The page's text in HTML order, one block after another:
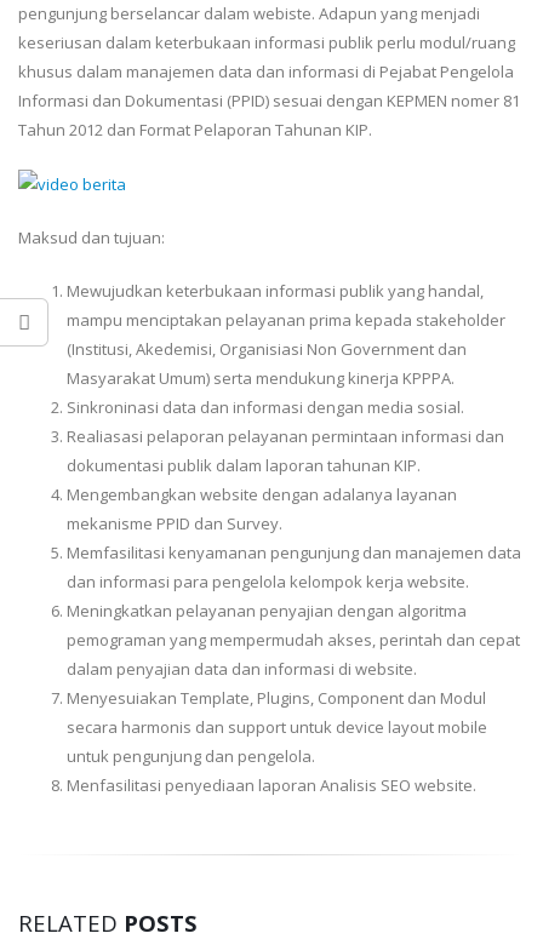
pengunjung berselancar dalam webiste. Adapun yang menjadi
keseriusan dalam keterbukaan informasi publik perlu modul/ruang
khusus dalam manajemen data dan informasi di Pejabat Pengelola
Informasi dan Dokumentasi (PPID) sesuai dengan KEPMEN nomer 81
Tahun 2012 dan Format Pelaporan Tahunan KIP.
Maksud dan tujuan:
Mewujudkan keterbukaan informasi publik yang handal,
mampu menciptakan pelayanan prima kepada stakeholder
(Institusi, Akedemisi, Organisiasi Non Government dan
Masyarakat Umum) serta mendukung kinerja KPPPA.
Sinkroninasi data dan informasi dengan media sosial.
Realiasasi pelaporan pelayanan permintaan informasi dan
dokumentasi publik dalam laporan tahunan KIP.
Mengembangkan website dengan adalanya layanan
mekanisme PPID dan Survey.
Memfasilitasi kenyamanan pengunjung dan manajemen data
dan informasi para pengelola kelompok kerja website.
Meningkatkan pelayanan penyajian dengan algoritma
pemograman yang mempermudah akses, perintah dan cepat
dalam penyajian data dan informasi di website.
Menyesuiakan Template, Plugins, Component dan Modul
secara harmonis dan support untuk device layout mobile
untuk pengunjung dan pengelola.
Menfasilitasi penyediaan laporan Analisis SEO website.
RELATED POSTS